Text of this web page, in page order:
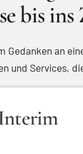
bis ins
Gedanken an
und Services,